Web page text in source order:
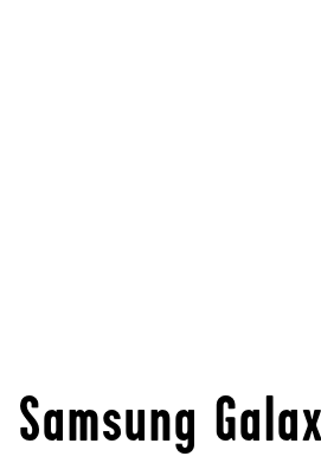
Samsung